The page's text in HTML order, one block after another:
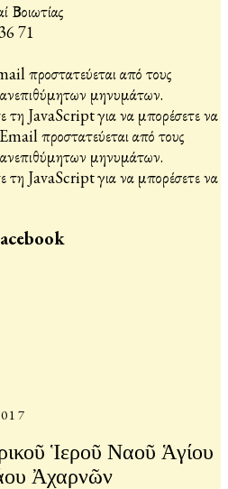
Βοιωτίας
71
προστατεύεται από τους
μηνυμάτων.
τη JavaScript για να μπορέσετε να
προστατεύεται από τους
μηνυμάτων.
τη JavaScript για να μπορέσετε να
Ἱεροῦ Ναοῦ Ἁγίου
Ἀχαρνῶν